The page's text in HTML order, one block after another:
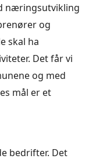
næringsutvikling
og
skal ha
Det får vi
og med
mål er et
bedrifter. Det